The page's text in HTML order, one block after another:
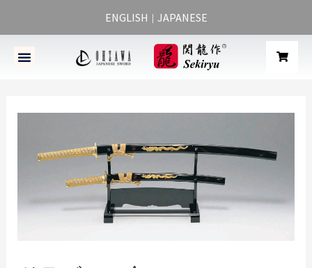
ENGLISH ｜ JAPANESE